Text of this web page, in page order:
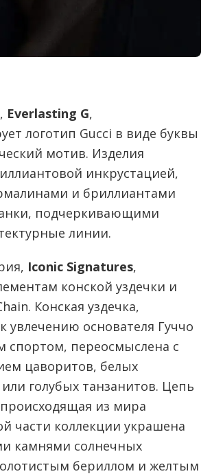
Everlasting G,
логотип Gucci в виде буквы
мотив. Изделия
инкрустацией,
и бриллиантами
подчеркивающими
линии.
Iconic Signatures,
конской уздечки и
Конская уздечка,
увлечению основателя Гуччо
спортом, переосмыслена с
цаворитов, белых
голубых танзанитов. Цепь
из мира
части коллекции украшена
камнями солнечных
бериллом и желтым